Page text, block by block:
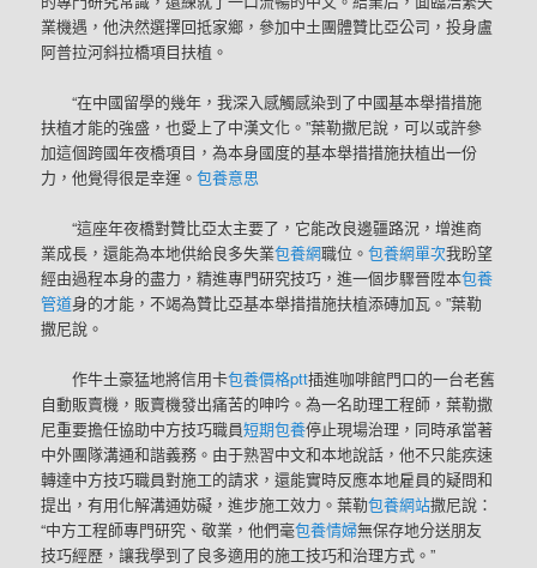
業機遇，他決然選擇回抵家鄉，參加中土團體贊比亞公司，投身盧
阿普拉河斜拉橋項目扶植。
“在中國留學的幾年，我深入感觸感染到了中國基本舉措措施
扶植才能的強盛，也愛上了中漢文化。”葉勒撒尼說，可以或許參
加這個跨國年夜橋項目，為本身國度的基本舉措措施扶植出一份
力，他覺得很是幸運。包養意思
“這座年夜橋對贊比亞太主要了，它能改良邊疆路況，增進商
業成長，還能為本地供給良多失業包養網職位。包養網單次我盼望
經由過程本身的盡力，精進專門研究技巧，進一個步驟晉陞本包養
管道身的才能，不竭為贊比亞基本舉措措施扶植添磚加瓦。”葉勒
撒尼說。
作牛土豪猛地將信用卡包養價格ptt插進咖啡館門口的一台老舊
自動販賣機，販賣機發出痛苦的呻吟。為一名助理工程師，葉勒撒
尼重要擔任協助中方技巧職員短期包養停止現場治理，同時承當著
中外團隊溝通和諧義務。由于熟習中文和本地說話，他不只能疾速
轉達中方技巧職員對施工的請求，還能實時反應本地雇員的疑問和
提出，有用化解溝通妨礙，進步施工效力。葉勒包養網站撒尼說：
“中方工程師專門研究、敬業，他們毫包養情婦無保存地分送朋友
技巧經歷，讓我學到了良多適用的施工技巧和治理方式。”